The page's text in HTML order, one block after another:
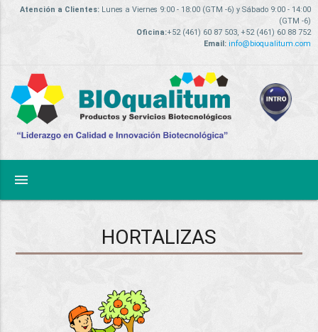
Atención a Clientes: Lunes a Viernes 9:00 - 18:00 (GTM -6) y Sábado 9:00 - 14:00
(GTM -6)
Oficina:+52 (461) 60 87 503, +52 (461) 60 88 752
Email: info@bioqualitum.com
menu
HORTALIZAS